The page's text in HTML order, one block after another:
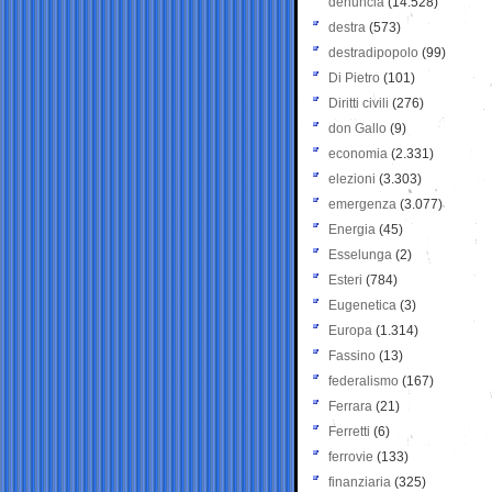
destra (573)
destradipopolo (99)
Di Pietro (101)
Diritti civili (276)
don Gallo (9)
economia (2.331)
elezioni (3.303)
emergenza (3.077)
Energia (45)
Esselunga (2)
Esteri (784)
Eugenetica (3)
Europa (1.314)
Fassino (13)
federalismo (167)
Ferrara (21)
Ferretti (6)
ferrovie (133)
finanziaria (325)